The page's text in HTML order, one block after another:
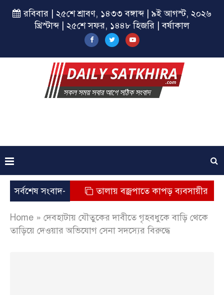
রবিবার | ২৫শে শ্রাবণ, ১৪৩৩ বঙ্গাব্দ | ৯ই আগস্ট, ২০২৬
খ্রিস্টাব্দ | ২৫শে সফর, ১৪৪৮ হিজরি | বর্ষাকাল
সর্বশেষ সংবাদ-
অভিযোগ তালায় বজ্রপাতে কাপড় ব্যবসায়ীর মৃত্যু
Home » দেবহাটায় যৌতুকের দাবীতে গৃহবধুকে বাড়ি থেকে
তাড়িয়ে দেওয়ার অভিযোগ সেনা সদস্যের বিরুদ্ধে